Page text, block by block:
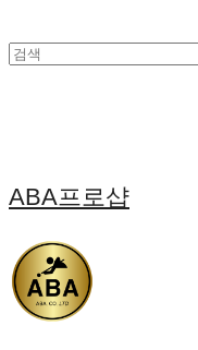
ABA프로샵